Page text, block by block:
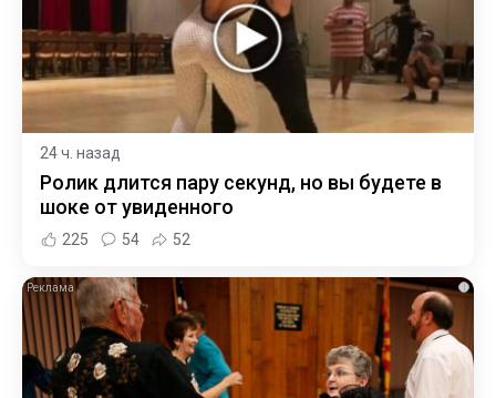
24 ч. назад
Ролик длится пару секунд, но вы будете в
шоке от увиденного
225 54 52
i